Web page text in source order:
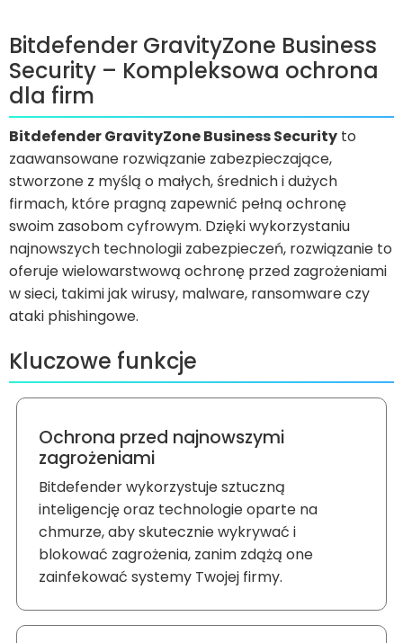
Bitdefender GravityZone Business
Security – Kompleksowa ochrona
dla firm
Bitdefender GravityZone Business Security to
zaawansowane rozwiązanie zabezpieczające,
stworzone z myślą o małych, średnich i dużych
firmach, które pragną zapewnić pełną ochronę
swoim zasobom cyfrowym. Dzięki wykorzystaniu
najnowszych technologii zabezpieczeń, rozwiązanie to
oferuje wielowarstwową ochronę przed zagrożeniami
w sieci, takimi jak wirusy, malware, ransomware czy
ataki phishingowe.
Kluczowe funkcje
Ochrona przed najnowszymi
zagrożeniami
Bitdefender wykorzystuje sztuczną
inteligencję oraz technologie oparte na
chmurze, aby skutecznie wykrywać i
blokować zagrożenia, zanim zdążą one
zainfekować systemy Twojej firmy.